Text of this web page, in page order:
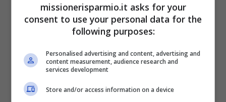
missionerisparmio.it asks for your
consent to use your personal data for the
following purposes:
Personalised advertising and content, advertising and
content measurement, audience research and
services development
Store and/or access information on a device